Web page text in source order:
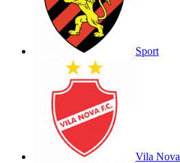
Sport
Vila Nova